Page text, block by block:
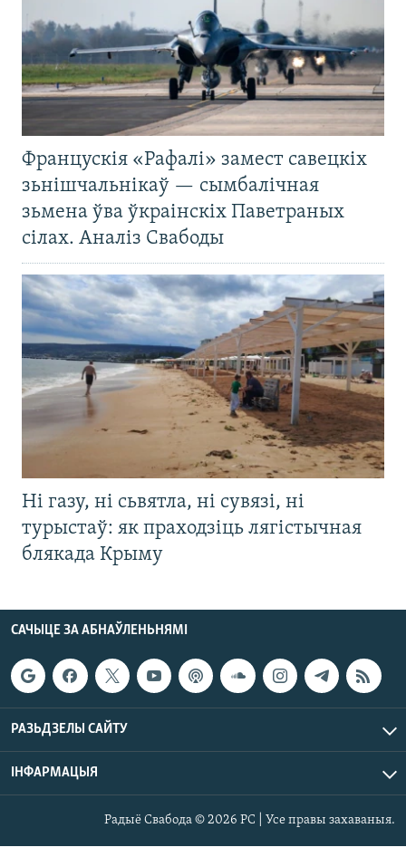
Францускія «Рафалі» замест савецкіх
зьнішчальнікаў — сымбалічная
зьмена ўва ўкраінскіх Паветраных
сілах. Аналіз Свабоды
Ні газу, ні сьвятла, ні сувязі, ні
турыстаў: як праходзіць лягістычная
блякада Крыму
САЧЫЦЕ ЗА АБНАЎЛЕНЬНЯМІ
РАЗЬДЗЕЛЫ САЙТУ
ІНФАРМАЦЫЯ
Радыё Свабода © 2026 РС | Усе правы захаваныя.